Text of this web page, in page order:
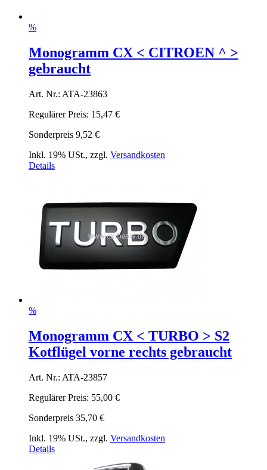
%
Monogramm CX < CITROEN ^ >
gebraucht
Art. Nr.: ATA-23863
Regulärer Preis: 15,47 €
Sonderpreis 9,52 €
Inkl. 19% USt., zzgl. Versandkosten
Details
%
Monogramm CX < TURBO > S2
Kotflügel vorne rechts gebraucht
Art. Nr.: ATA-23857
Regulärer Preis: 55,00 €
Sonderpreis 35,70 €
Inkl. 19% USt., zzgl. Versandkosten
Details